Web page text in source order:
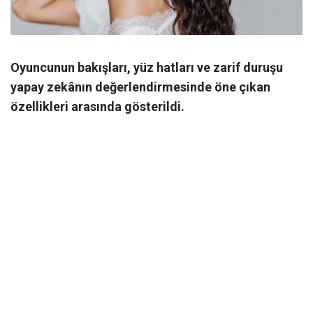
Oyuncunun bakışları, yüz hatları ve zarif duruşu
yapay zekânın değerlendirmesinde öne çıkan
özellikleri arasında gösterildi.